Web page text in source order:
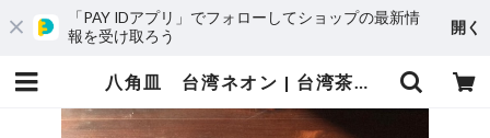
「PAY IDアプリ」でフォローしてショップの最新情
報を受け取ろう
開く
八角皿 台湾ネオン | 台湾茶藝館 台湾茶カフェ 狐月庵